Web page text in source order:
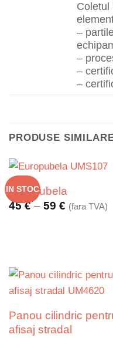
Coletul
–
–
–
–
PRODUSE
IN STOC
Europubela
45€ – 59 €Interval
59 €
(fara TVA)
Panou cilindric
afisaj stradal